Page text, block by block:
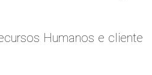
Humanos e cliente